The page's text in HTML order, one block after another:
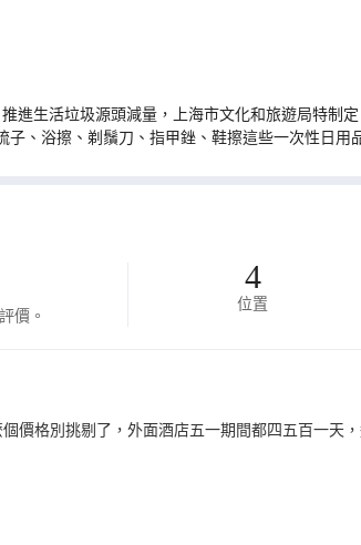
進生活垃圾源頭減量，上海市文化和旅遊局特制
、浴擦、剃鬚刀、指甲銼、鞋擦這些一次性日用
價。
4
位置
價格別挑剔了，外面酒店五一期間都四五百一天